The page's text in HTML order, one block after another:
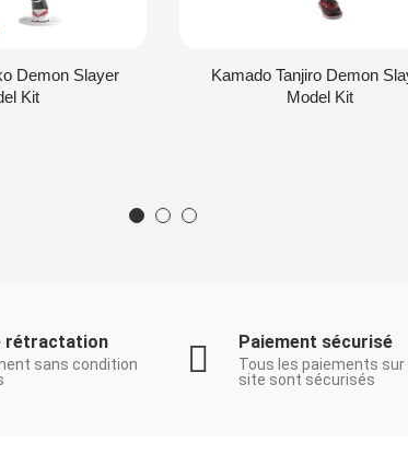
Demon Slayer
Kit
Kamado Tanjiro Demon
Model Kit
rétractation
sans condition
Paiement sécurisé
Tous les paiements
site sont sécurisés